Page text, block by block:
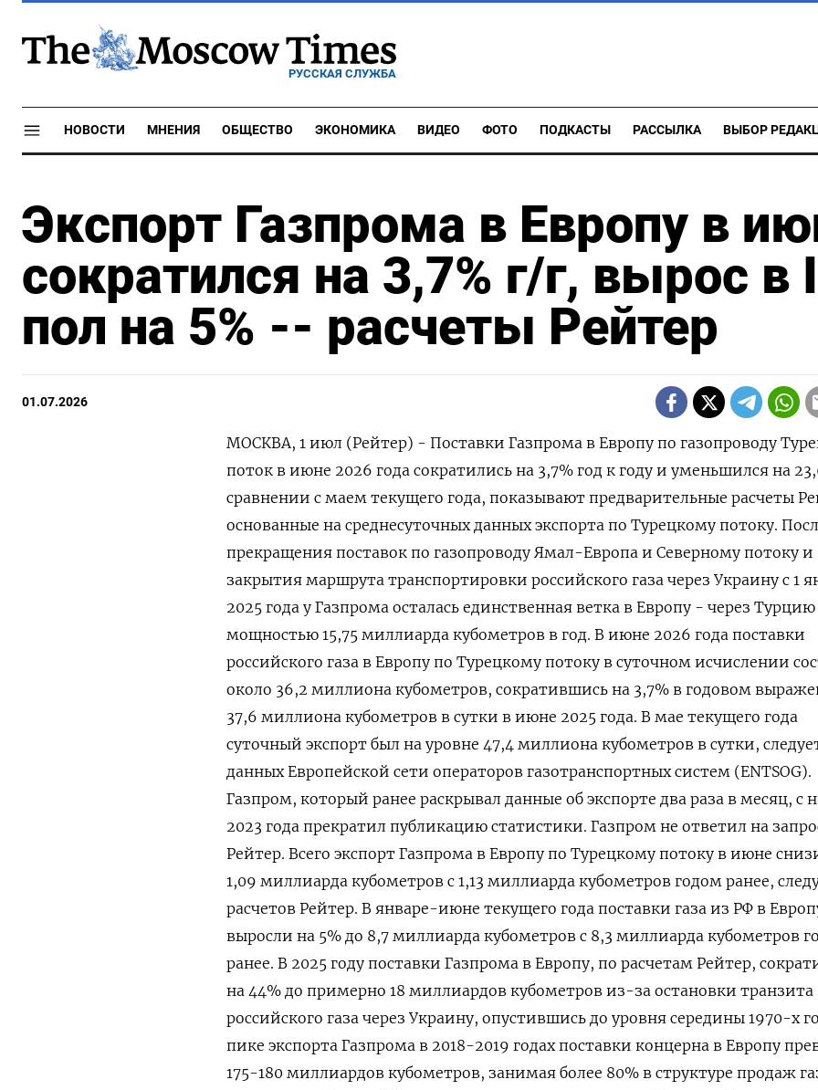
РУССКАЯ СЛУЖБА
НОВОСТИ МНЕНИЯ ОБЩЕСТВО ЭКОНОМИКА ВИДЕО ФОТО ПОДКАСТЫ РАССЫЛКА ВЫБОР
Экспорт Газпрома в Европу в
сократился на 3,7% г/г, вырос в I
пол на 5% -- расчеты Рейтер
01.07.2026
МОСКВА, 1 июл (Рейтер) - Поставки Газпрома в Европу по газопроводу
поток в июне 2026 года сократились на 3,7% год к году и уменьшился на
сравнении ‌с маем текущего года, показывают предварительные расчеты
основанные на среднесуточных данных экспорта по Турецкому потоку.
прекращения поставок по газопроводу Ямал-Европа и Северному потоку и
закрытия ​маршрута транспортировки российского газа через ​Украину с 1
2025 года ⁠у Газпрома осталась единственная ветка в Европу - через
‌мощностью 15,75 миллиарда кубометров в год. В ‌июне 2026 года поставки
российского газа в Европу по Турецкому потоку в суточном ​исчислении
около 36,2 миллиона кубометров, сократившись на 3,7% в годовом
37,6 миллиона кубометров в сутки в июне 2025 года. ​В мае текущего года
суточный экспорт был на уровне 47,4 миллиона кубометров ‌в сутки,
данных Европейской сети операторов газотранспортных систем (ENTSOG).
Газпром, который ранее раскрывал данные об экспорте два раза в месяц, с
2023 года ​прекратил публикацию статистики. Газпром не ‌ответил на
Рейтер. Всего экспорт Газпрома в Европу по Турецкому потоку ​в июне
1,09 миллиарда кубометров с 1,13 миллиарда кубометров годом ранее,
расчетов Рейтер. В январе-июне текущего года поставки газа из РФ в
выросли на 5% до 8,7 миллиарда кубометров с 8,3 миллиарда кубометров
ранее. В 2025 году поставки Газпрома в Европу, по расчетам Рейтер,
на ​44% до примерно 18 миллиардов ⁠кубометров из-за остановки транзита
российского газа через Украину, опустившись до уровня середины 1970-х
пике экспорта ‌Газпрома в 2018-2019 годах поставки концерна в Европу
175-180 миллиардов ‌кубометров, занимая более 80% в структуре продаж